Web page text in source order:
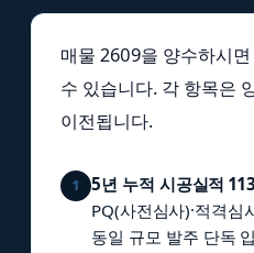
매물 2609을 양수하시
수 있습니다. 각 항목은
이전됩니다.
1 5년 누적 시공실적
PQ(사전심사)·적격심
동일 규모 발주 단독